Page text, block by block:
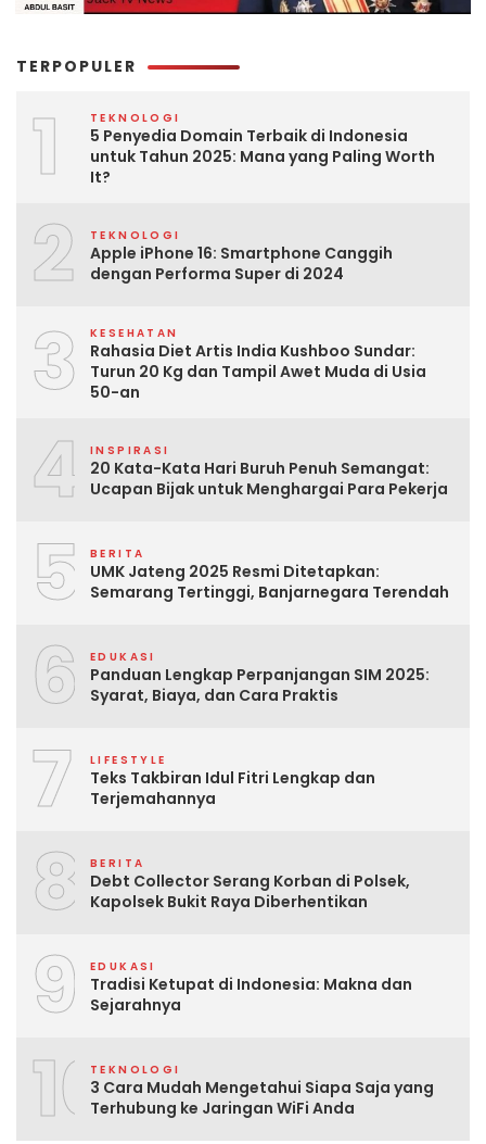
TERPOPULER
1 TEKNOLOGI
5 Penyedia Domain Terbaik di Indonesia
untuk Tahun 2025: Mana yang Paling Worth
It?
2 TEKNOLOGI
Apple iPhone 16: Smartphone Canggih
dengan Performa Super di 2024
3 KESEHATAN
Rahasia Diet Artis India Kushboo Sundar:
Turun 20 Kg dan Tampil Awet Muda di Usia
50-an
4 INSPIRASI
20 Kata-Kata Hari Buruh Penuh Semangat:
Ucapan Bijak untuk Menghargai Para Pekerja
5 BERITA
UMK Jateng 2025 Resmi Ditetapkan:
Semarang Tertinggi, Banjarnegara Terendah
6 EDUKASI
Panduan Lengkap Perpanjangan SIM 2025:
Syarat, Biaya, dan Cara Praktis
7 LIFESTYLE
Teks Takbiran Idul Fitri Lengkap dan
Terjemahannya
8 BERITA
Debt Collector Serang Korban di Polsek,
Kapolsek Bukit Raya Diberhentikan
9 EDUKASI
Tradisi Ketupat di Indonesia: Makna dan
Sejarahnya
10TEKNOLOGI
3 Cara Mudah Mengetahui Siapa Saja yang
Terhubung ke Jaringan WiFi Anda